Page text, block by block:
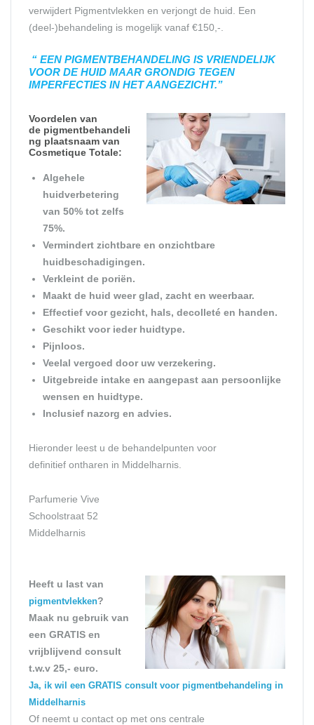
verwijdert Pigmentvlekken en verjongt de huid. Een
(deel-)behandeling is mogelijk vanaf €150,-.
“ EEN PIGMENTBEHANDELING IS VRIENDELIJK
VOOR DE HUID MAAR GRONDIG TEGEN
IMPERFECTIES IN HET AANGEZICHT.”
Voordelen van
de pigmentbehandeli
ng plaatsnaam van
Cosmetique Totale:
Algehele
huidverbetering
van 50% tot zelfs
75%.
Vermindert zichtbare en onzichtbare
huidbeschadigingen.
Verkleint de poriën.
Maakt de huid weer glad, zacht en weerbaar.
Effectief voor gezicht, hals, decolleté en handen.
Geschikt voor ieder huidtype.
Pijnloos.
Veelal vergoed door uw verzekering.
Uitgebreide intake en aangepast aan persoonlijke
wensen en huidtype.
Inclusief nazorg en advies.
Hieronder leest u de behandelpunten voor
definitief ontharen in Middelharnis.
Parfumerie Vive
Schoolstraat 52
Middelharnis
Heeft u last van
pigmentvlekken?
Maak nu gebruik van
een GRATIS en
vrijblijvend consult
t.w.v 25,- euro.
Ja, ik wil een GRATIS consult voor pigmentbehandeling in
Middelharnis
Of neemt u contact op met ons centrale